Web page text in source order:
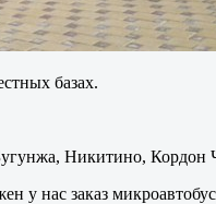
базах.
Никитино, Кордон
у нас заказ